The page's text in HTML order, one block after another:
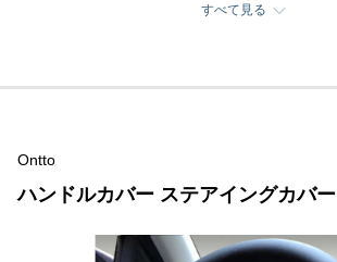
すべて見る
Ontto
ハンドルカバー ステアイングカバー